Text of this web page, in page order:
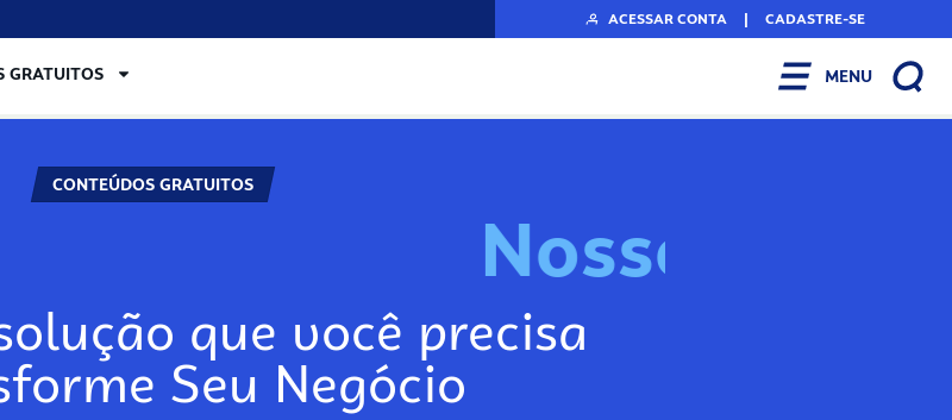
ACESSAR CONTA | CADASTRE-SE
GRATUITOS MENU
CONTEÚDOS GRATUITOS
Nosso
que você precisa
Seu Negócio